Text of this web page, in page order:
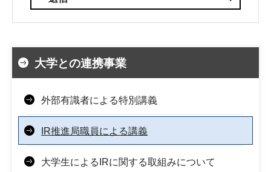
大学との連携事業
外部有識者による特別講義
IR推進局職員による講義
大学生によるIRに関する取組みについて